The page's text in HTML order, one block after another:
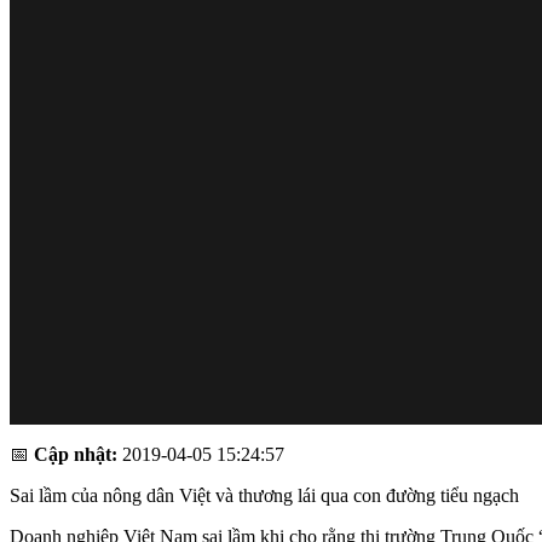
📅 Cập nhật: 2019-04-05 15:24:57
Sai lầm của nông dân Việt và thương lái qua con đường tiểu ngạch
Doanh nghiệp Việt Nam sai lầm khi cho rằng thị trường Trung Quốc